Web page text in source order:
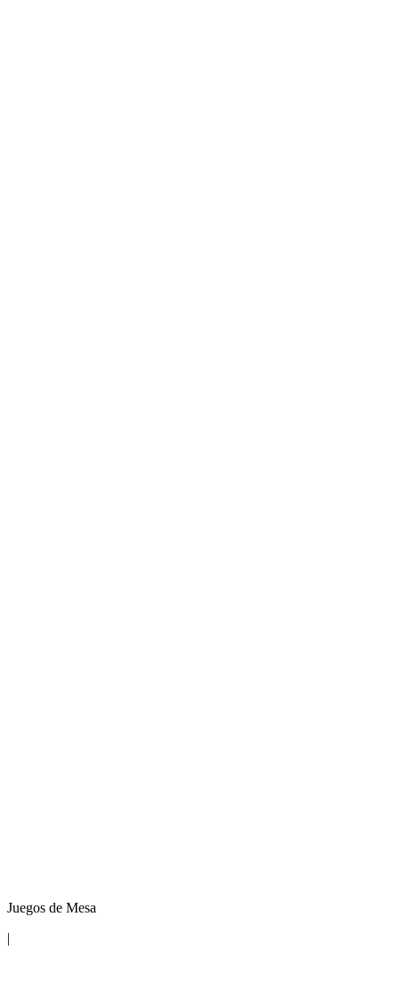
Juegos de Mesa
|